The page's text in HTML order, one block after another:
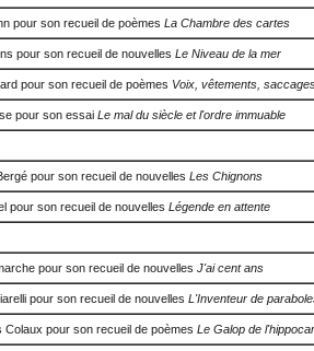
pour son recueil de poèmes La Chambre des cartes
pour son recueil de nouvelles Le Niveau de la mer
pour son recueil de poèmes Voix, vêtements,
pour son essai Le mal du siècle et l'ordre immuable
pour son recueil de nouvelles Les Chignons
pour son recueil de nouvelles Légende en attente
pour son recueil de nouvelles J'ai cent ans
pour son recueil de nouvelles L'Inventeur de
Colaux pour son recueil de poèmes Le Galop de